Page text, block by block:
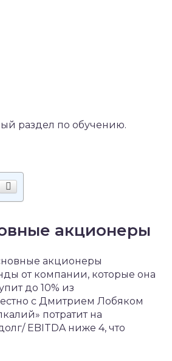
раздел по обучению.
акционеры
акционеры
от компании, которые она
до 10% из
с Дмитрием Лобяком
потратит на
EBITDA ниже 4, что